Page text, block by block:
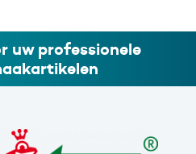
uw professionele